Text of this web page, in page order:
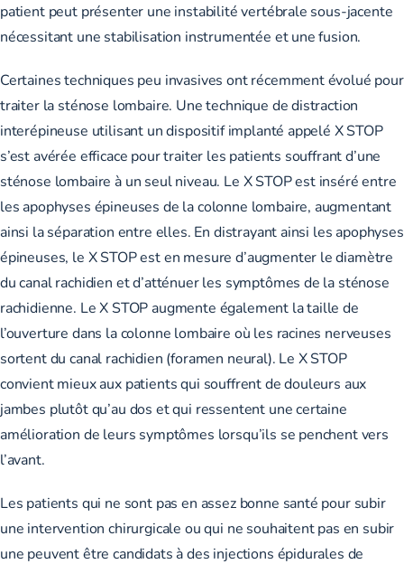
patient peut présenter une instabilité vertébrale sous-jacente
nécessitant une stabilisation instrumentée et une fusion.
Certaines techniques peu invasives ont récemment évolué pour
traiter la sténose lombaire. Une technique de distraction
interépineuse utilisant un dispositif implanté appelé X STOP
s’est avérée efficace pour traiter les patients souffrant d’une
sténose lombaire à un seul niveau. Le X STOP est inséré entre
les apophyses épineuses de la colonne lombaire, augmentant
ainsi la séparation entre elles. En distrayant ainsi les apophyses
épineuses, le X STOP est en mesure d’augmenter le diamètre
du canal rachidien et d’atténuer les symptômes de la sténose
rachidienne. Le X STOP augmente également la taille de
l’ouverture dans la colonne lombaire où les racines nerveuses
sortent du canal rachidien (foramen neural). Le X STOP
convient mieux aux patients qui souffrent de douleurs aux
jambes plutôt qu’au dos et qui ressentent une certaine
amélioration de leurs symptômes lorsqu’ils se penchent vers
l’avant.
Les patients qui ne sont pas en assez bonne santé pour subir
une intervention chirurgicale ou qui ne souhaitent pas en subir
une peuvent être candidats à des injections épidurales de